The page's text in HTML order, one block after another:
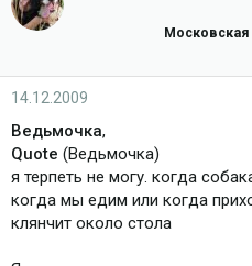
14.12.2009
Ведьмочка,
Quote (Ведьмочка)
я терпеть не могу. когда
когда мы едим или когда
клянчит около стола